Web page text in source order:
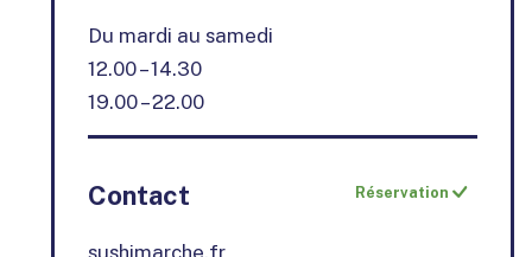
Du mardi au samedi
12.00 – 14.30
19.00 – 22.00
Contact Réservation
sushimarche.fr